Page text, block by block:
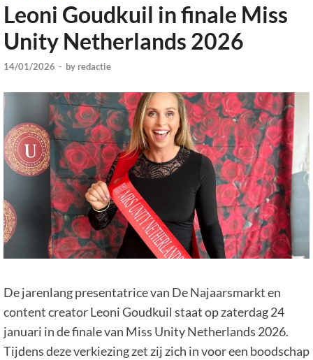
Leoni Goudkuil in finale Miss
Unity Netherlands 2026
14/01/2026 - by redactie
De jarenlang presentatrice van De Najaarsmarkt en
content creator Leoni Goudkuil staat op zaterdag 24
januari in de finale van Miss Unity Netherlands 2026.
Tijdens deze verkiezing zet zij zich in voor een boodschap